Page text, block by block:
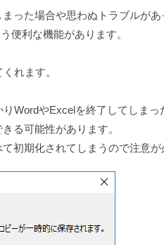
った場合や思わぬトラブルがあ
便利な機能があります。
れます。
WordやExcelを終了してしまっ
る可能性があります。
初期化されてしまうので注意が